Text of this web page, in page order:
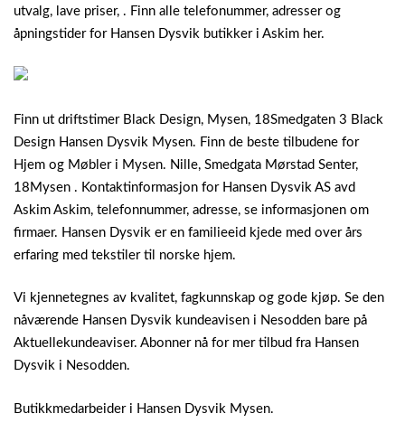
utvalg, lave priser, . Finn alle telefonummer, adresser og
åpningstider for Hansen Dysvik butikker i Askim her.
Finn ut driftstimer Black Design, Mysen, 18Smedgaten 3 Black
Design Hansen Dysvik Mysen. Finn de beste tilbudene for
Hjem og Møbler i Mysen. Nille, Smedgata Mørstad Senter,
18Mysen . Kontaktinformasjon for Hansen Dysvik AS avd
Askim Askim, telefonnummer, adresse, se informasjonen om
firmaer. Hansen Dysvik er en familieeid kjede med over års
erfaring med tekstiler til norske hjem.
Vi kjennetegnes av kvalitet, fagkunnskap og gode kjøp. Se den
nåværende Hansen Dysvik kundeavisen i Nesodden bare på
Aktuellekundeaviser. Abonner nå for mer tilbud fra Hansen
Dysvik i Nesodden.
Butikkmedarbeider i Hansen Dysvik Mysen.